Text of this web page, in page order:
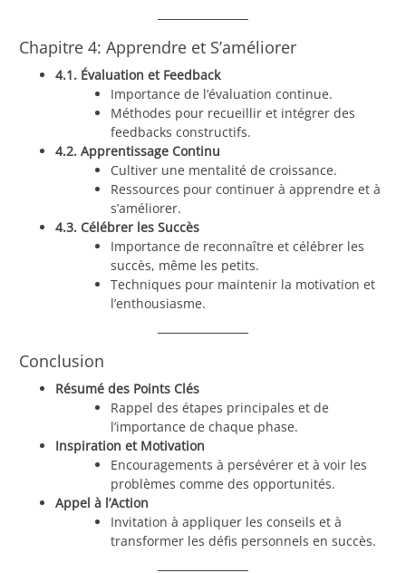
Chapitre 4: Apprendre et S’améliorer
4.1. Évaluation et Feedback
Importance de l’évaluation continue.
Méthodes pour recueillir et intégrer des
feedbacks constructifs.
4.2. Apprentissage Continu
Cultiver une mentalité de croissance.
Ressources pour continuer à apprendre et à
s’améliorer.
4.3. Célébrer les Succès
Importance de reconnaître et célébrer les
succès, même les petits.
Techniques pour maintenir la motivation et
l’enthousiasme.
Conclusion
Résumé des Points Clés
Rappel des étapes principales et de
l’importance de chaque phase.
Inspiration et Motivation
Encouragements à persévérer et à voir les
problèmes comme des opportunités.
Appel à l’Action
Invitation à appliquer les conseils et à
transformer les défis personnels en succès.